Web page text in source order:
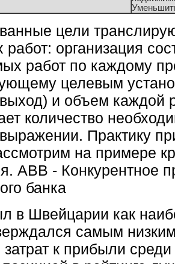
цели
работ: организация
работ по каждому
целевым
и объем каждой
количество
Практику
на примере
АВВ - Конкурентное
банка
в Швейцарии как
самым
к прибыли